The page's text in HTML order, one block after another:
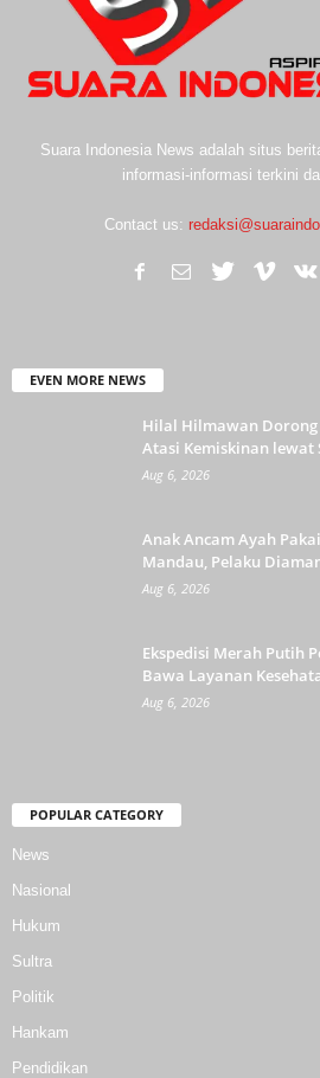
Suara Indonesia News adalah situs
informasi-informasi terkini
Contact us:
EVEN MORE NEWS
Hilal Hilmawan
Atasi Kemiskinan lewat
Aug 6, 2026
Anak Ancam Ayah
Mandau, Pelaku
Aug 6, 2026
Ekspedisi Merah Putih
Bawa Layanan
Aug 6, 2026
POPULAR CATEGORY
News
Nasional
Hukum
Sultra
Politik
Hankam
Pendidikan